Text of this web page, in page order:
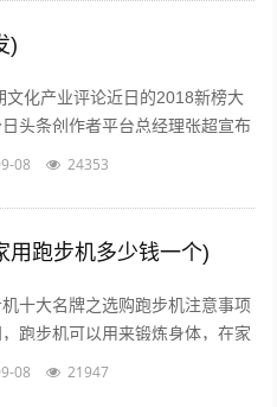
)
文化产业评论近日的2018新榜大
头条创作者平台总经理张超宣布
将全面升级。升级后，平台将支
08 24353
用跑步机多少钱一个)
十大名牌之选购跑步机注意事项
跑步机可以用来锻炼身体，在家
的明星也不少。近日，张继科的
08 21947